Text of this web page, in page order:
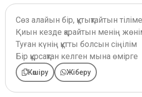
Сөз алайын бір, құтықтайтын тіліме
Қиын кезде қарайтын менің
Туған күнің құтты болсын сіңілім
Бір құрсақтан келген мына өмірге
Көшіру Жіберу